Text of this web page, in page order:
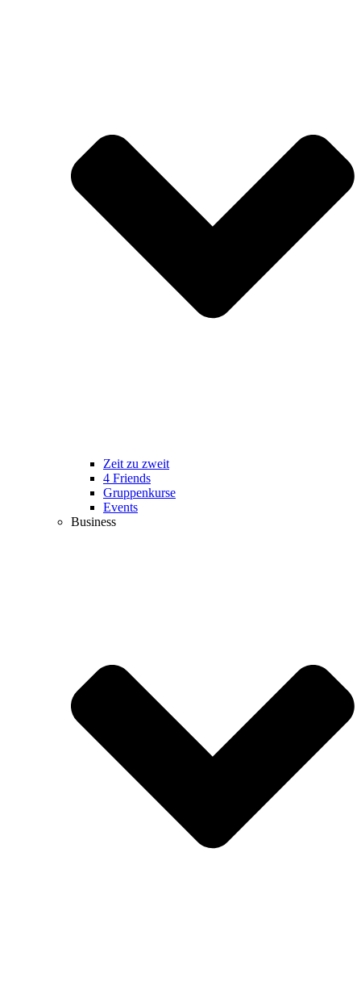
Zeit zu zweit
4 Friends
Gruppenkurse
Events
Business